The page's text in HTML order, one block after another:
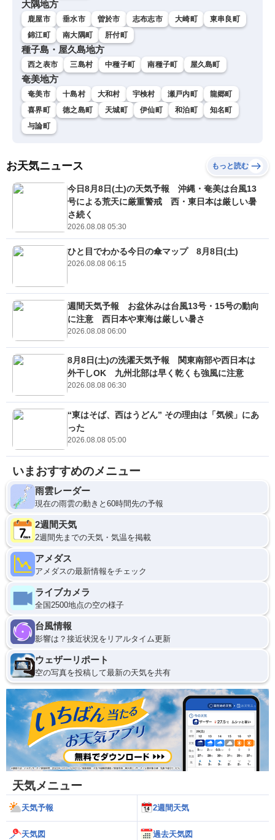
大隅地方
鹿屋市 垂水市 曽於市 志布志市 大崎町
東串良町
錦江町
南大隅町 肝付町
種子島・屋久島地方
西之表市 三島村 中種子町 南種子町 屋久島町
奄美地方
奄美市 十島村 大和村 宇検村 瀬戸内町
龍郷町
喜界町
徳之島町 天城町 伊仙町 和泊町
知名町
与論町
お天気ニュース もっと読む
今日8月8日(土)の天気予報 沖縄・奄美は台風13
号による荒天に厳重警戒 西・東日本は厳しい暑
さ続く
2026.08.08 05:30
ひと目でわかる今日の傘マップ 8月8日(土)
2026.08.08 06:15
週間天気予報 お盆休みは台風13号・15号の動向
に注意 西日本や東海は厳しい暑さ
2026.08.08 06:00
8月8日(土)の洗濯天気予報 関東南部や西日本は
外干しOK 九州北部は早く乾くも強風に注意
2026.08.08 06:30
“東はそば、西はうどん” その理由は「気候」にあ
った
2026.08.08 05:00
いまおすすめのメニュー
雨雲レーダー
現在の雨雲の動きと60時間先の予報
2週間天気
2週間先までの天気・気温を掲載
アメダス
アメダスの最新情報をチェック
ライブカメラ
全国2500地点の空の様子
台風情報
影響は？接近状況をリアルタイム更新
ウェザーリポート
空の写真を投稿して最新の天気を共有
天気メニュー
天気予報 2週間天気
天気図 過去天気図